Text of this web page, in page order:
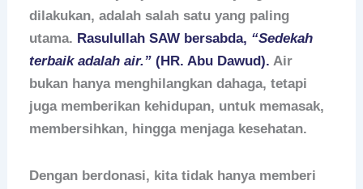
dilakukan, adalah salah satu yang paling
utama. Rasulullah SAW bersabda, “Sedekah
terbaik adalah air.” (HR. Abu Dawud). Air
bukan hanya menghilangkan dahaga, tetapi
juga memberikan kehidupan, untuk memasak,
membersihkan, hingga menjaga kesehatan.
Dengan berdonasi, kita tidak hanya memberi